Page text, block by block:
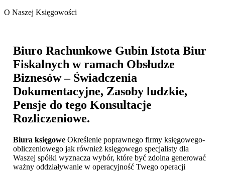
O Naszej Księgowości
Biuro Rachunkowe Gubin Istota Biur
Fiskalnych w ramach Obsłudze
Biznesów – Świadczenia
Dokumentacyjne, Zasoby ludzkie,
Pensje do tego Konsultacje
Rozliczeniowe.
Biura księgowe Określenie poprawnego firmy księgowego-
obliczeniowego jak również księgowego specjalisty dla
Waszej spółki wyznacza wybór, które być zdolna generować
ważny oddziaływanie w operacyjność Twego operacji